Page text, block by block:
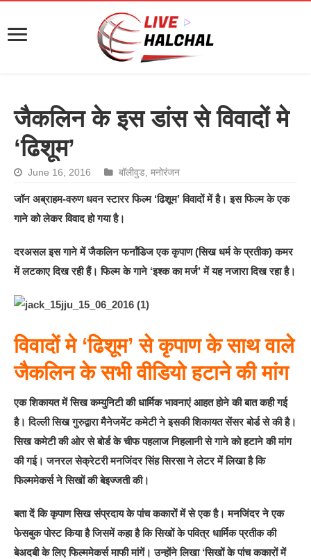
जैकलिन के इस डांस से विवादों मे
‘ढिशूम’
June 16, 2016 बॉलीवुड ,मनोरंजन
जॉन अब्राहम-वरुण धवन स्टारर फिल्म ‘ढिशूम’ विवादों में है। इस फिल्म के एक
गाने को लेकर विवाद हो गया है।
दरअसल इस गाने में जैकलिन फर्नांडिज एक कृपाण (सिख धर्म के प्रतीक) कमर
में लटकाए दिख रही हैं। फिल्म के गाने ‘इश्क का मर्ज’ में यह नजारा दिख रहा है।
विवादों मे ‘ढिशूम’ से कृपाण के साथ वाले
जैकलिन के सभी वीडियो हटाने की मांग
एक शिकायत में सिख कम्युनिटी की धार्मिक भावनाएं आहत होने की बात कही गई
है। दिल्ली सिख गुरुद्वारा मैनेजमेंट कमेटी ने इसकी शिकायत सेंसर बोर्ड से की है।
सिख कमेटी की ओर से बोर्ड के चीफ पहलाज निहलानी से गाने को हटाने की मांग
की गई। जनरल सेक्रेटरी मनजिंदर सिंह सिरसा ने लेटर में लिखा है कि
फिल्ममेकर्स ने सिखों की बेइज्जती की।
बता दें कि कृपाण सिख संप्रदाय के पांच ककारों में से एक है। मनजिंदर ने एक
फेसबुक पोस्ट किया है जिसमें कहा है कि सिखों के पवित्र धार्मिक प्रतीक की
बेअदबी के लिए फिल्ममेकर्स माफी मांगें। उन्होंने लिखा ‘सिखों के पांच ककारों में